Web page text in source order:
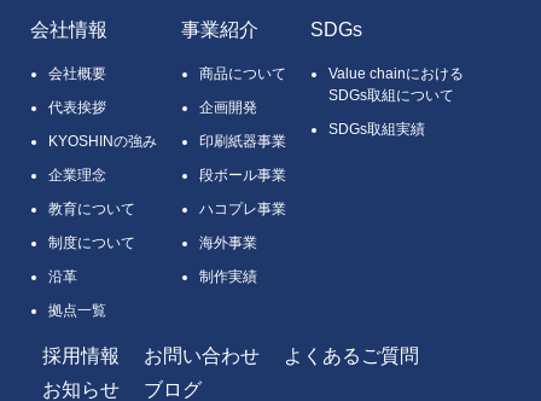
会社情報
会社概要
代表挨拶
KYOSHINの強み
企業理念
教育について
制度について
沿革
拠点一覧
事業紹介
商品について
企画開発
印刷紙器事業
段ボール事業
ハコプレ事業
海外事業
制作実績
SDGs
Value chainにおける
SDGs取組について
SDGs取組実績
採用情報 お問い合わせ
よくあるご質問
お知らせ
ブログ